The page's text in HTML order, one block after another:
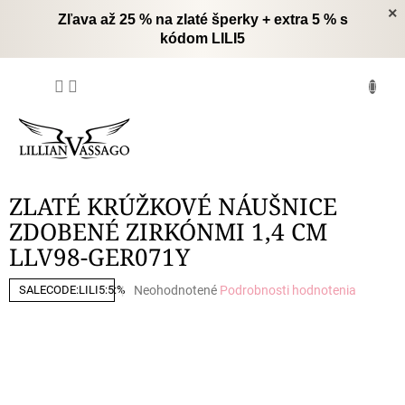
×
Zľava až 25 % na zlaté šperky + extra 5 % s
kódom LILI5
ZLATÉ KRÚŽKOVÉ NÁUŠNICE
ZDOBENÉ ZIRKÓNMI 1,4 CM
LLV98-GER071Y
SALECODE:LILI5:5:%
Priemerné
Neohodnotené Podrobnosti hodnotenia